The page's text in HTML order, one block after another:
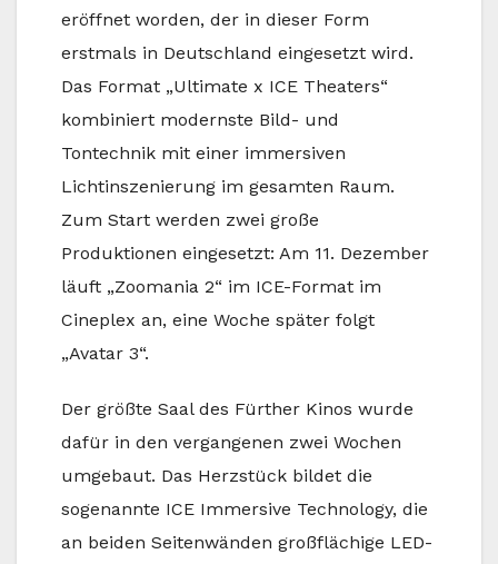
eröffnet worden, der in dieser Form
erstmals in Deutschland eingesetzt wird.
Das Format „Ultimate x ICE Theaters“
kombiniert modernste Bild- und
Tontechnik mit einer immersiven
Lichtinszenierung im gesamten Raum.
Zum Start werden zwei große
Produktionen eingesetzt: Am 11. Dezember
läuft „Zoomania 2“ im ICE-Format im
Cineplex an, eine Woche später folgt
„Avatar 3“.
Der größte Saal des Fürther Kinos wurde
dafür in den vergangenen zwei Wochen
umgebaut. Das Herzstück bildet die
sogenannte ICE Immersive Technology, die
an beiden Seitenwänden großflächige LED-